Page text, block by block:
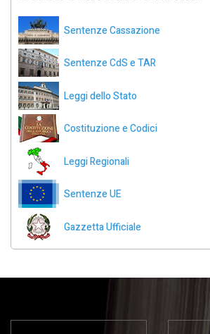
Sentenze Cassazione
Sentenze CdS e TAR
Leggi dello Stato
Costituzione e Codici
Leggi Regionali
Sentenze UE
Gazzetta Ufficiale